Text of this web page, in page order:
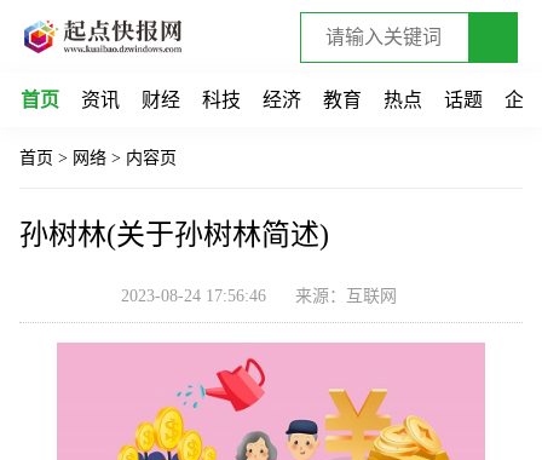
首页 资讯 财经 科技 经济 教育 热点 话题 企业
首页 > 网络 > 内容页
孙树林(关于孙树林简述)
2023-08-24 17:56:46 来源：互联网